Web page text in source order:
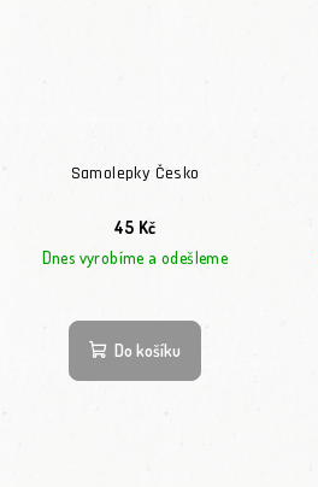
Samolepky Česko
45 Kč
Dnes vyrobíme a odešleme
Do košíku